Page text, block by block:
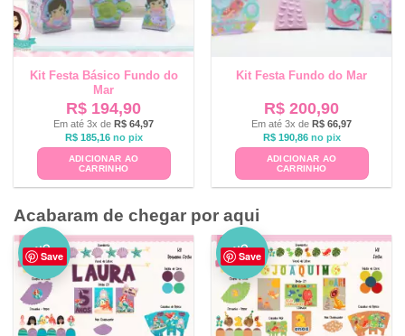
Kit Festa Básico Fundo do
Mar
R$ 194,90
Em até 3x de R$ 64,97
R$185,16 no pix
ADICIONAR AO
CARRINHO
Kit Festa Fundo do Mar
R$ 200,90
Em até 3x de R$ 66,97
R$190,86 no pix
ADICIONAR AO
CARRINHO
Acabaram de chegar por aqui
Save
NO
VO Save
NO
VO